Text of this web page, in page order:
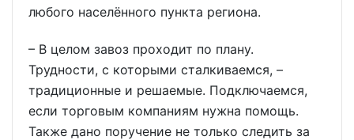
любого населённого пункта региона.
– В целом завоз проходит по плану.
Трудности, с которыми сталкиваемся, –
традиционные и решаемые. Подключаемся,
если торговым компаниям нужна помощь.
Также дано поручение не только следить за